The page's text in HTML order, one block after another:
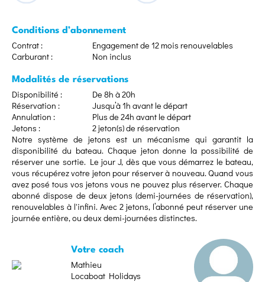
Conditions d’abonnement
Contrat :
Engagement de 12 mois renouvelables
Carburant :
Non inclus
Modalités de réservations
Disponibilité :
De 8h à 20h
Réservation :
Jusqu’à 1h avant le départ
Annulation :
Plus de 24h avant le départ
Jetons :
2 jeton(s) de réservation
Notre système de jetons est un mécanisme qui garantit la
disponibilité du bateau. Chaque jeton donne la possibilité de
réserver une sortie. Le jour J, dès que vous démarrez le bateau,
vous récupérez votre jeton pour réserver à nouveau. Quand vous
avez posé tous vos jetons vous ne pouvez plus réserver. Chaque
abonné dispose de deux jetons (demi-journées de réservation),
renouvelables à l'infini. Avec 2 jetons, l’abonné peut réserver une
journée entière, ou deux demi-journées distinctes.
Votre coach
Mathieu
Locaboat Holidays